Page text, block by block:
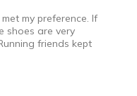
my preference. If
shoes are very
friends kept